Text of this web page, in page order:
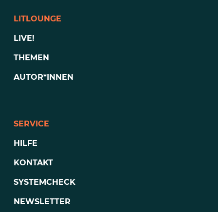
LITLOUNGE
LIVE!
THEMEN
AUTOR*INNEN
SERVICE
HILFE
KONTAKT
SYSTEMCHECK
NEWSLETTER